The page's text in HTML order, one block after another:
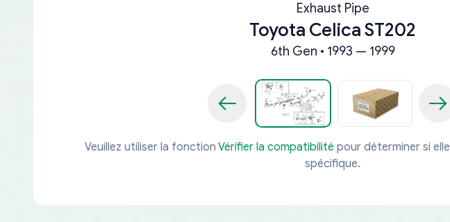
Exhaust Pipe
Toyota Celica ST202
6th Gen • 1993 — 1999
Veuillez utiliser la fonction Vérifier la compatibilité pour déterminer si
spécifique.